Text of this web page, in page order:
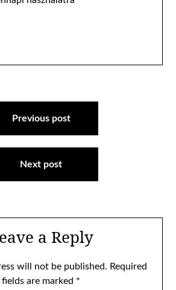
Previous post
Next post
a Reply
will not be published. Required
fields are marked *